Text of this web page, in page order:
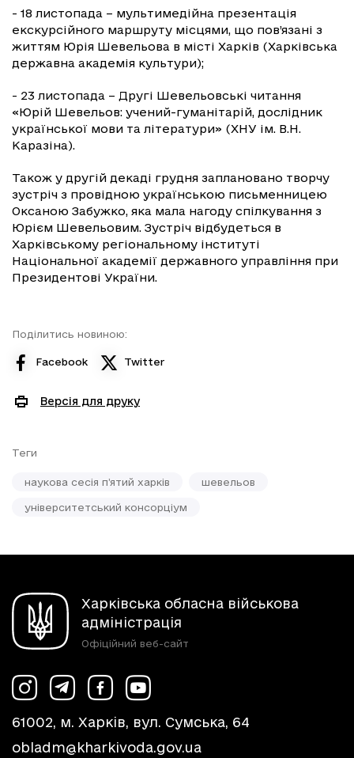
- 18 листопада – мультимедійна презентація
екскурсійного маршруту місцями, що пов’язані з
життям Юрія Шевельова в місті Харків (Харківська
державна академія культури);
- 23 листопада – Другі Шевельовські читання
«Юрій Шевельов: учений-гуманітарій, дослідник
української мови та літератури» (ХНУ ім. В.Н.
Каразіна).
Також у другій декаді грудня заплановано творчу
зустріч з провідною українською письменницею
Оксаною Забужко, яка мала нагоду спілкування з
Юрієм Шевельовим. Зустріч відбудеться в
Харківському регіональному інституті
Національної академії державного управління при
Президентові України.
Поділитись новиною:
Facebook Twitter
Версія для друку
Теги
наукова сесія п’ятий харків шевельов
університетський консорціум
Харківська обласна військова
адміністрація
Офіційний веб-сайт
61002, м. Харків, вул. Сумська, 64
obladm@kharkivoda.gov.ua